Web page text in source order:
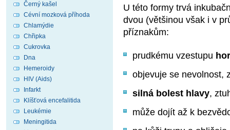
U této formy trvá
dvou (většinou však i v
příznakům:
prudkému vzestupu
objevuje se nevolnost,
silná bolest hlavy,
může dojít až k
Černý kašel
Cévní mozková příhoda
Chlamýdie
Chřipka
Cukrovka
Dna
Hemeroidy
HIV (Aids)
Infarkt
Klíšťová encefalitida
Leukémie
Meningitida